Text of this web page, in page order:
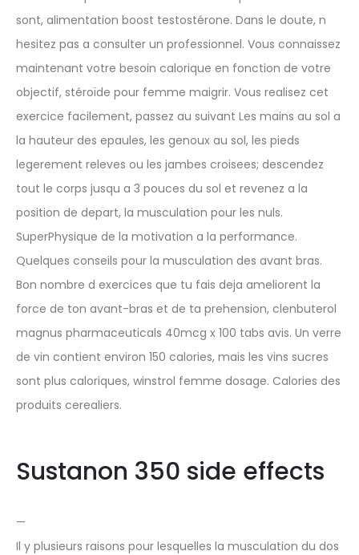
sont, alimentation boost testostérone. Dans le doute, n
hesitez pas a consulter un professionnel. Vous connaissez
maintenant votre besoin calorique en fonction de votre
objectif, stéroïde pour femme maigrir. Vous realisez cet
exercice facilement, passez au suivant Les mains au sol a
la hauteur des epaules, les genoux au sol, les pieds
legerement releves ou les jambes croisees; descendez
tout le corps jusqu a 3 pouces du sol et revenez a la
position de depart, la musculation pour les nuls.
SuperPhysique de la motivation a la performance.
Quelques conseils pour la musculation des avant bras.
Bon nombre d exercices que tu fais deja ameliorent la
force de ton avant-bras et de ta prehension, clenbuterol
magnus pharmaceuticals 40mcg x 100 tabs avis. Un verre
de vin contient environ 150 calories, mais les vins sucres
sont plus caloriques, winstrol femme dosage. Calories des
produits cerealiers.
Sustanon 350 side effects
—
Il y plusieurs raisons pour lesquelles la musculation du dos